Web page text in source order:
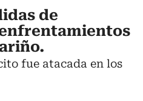
de
fue atacada en los